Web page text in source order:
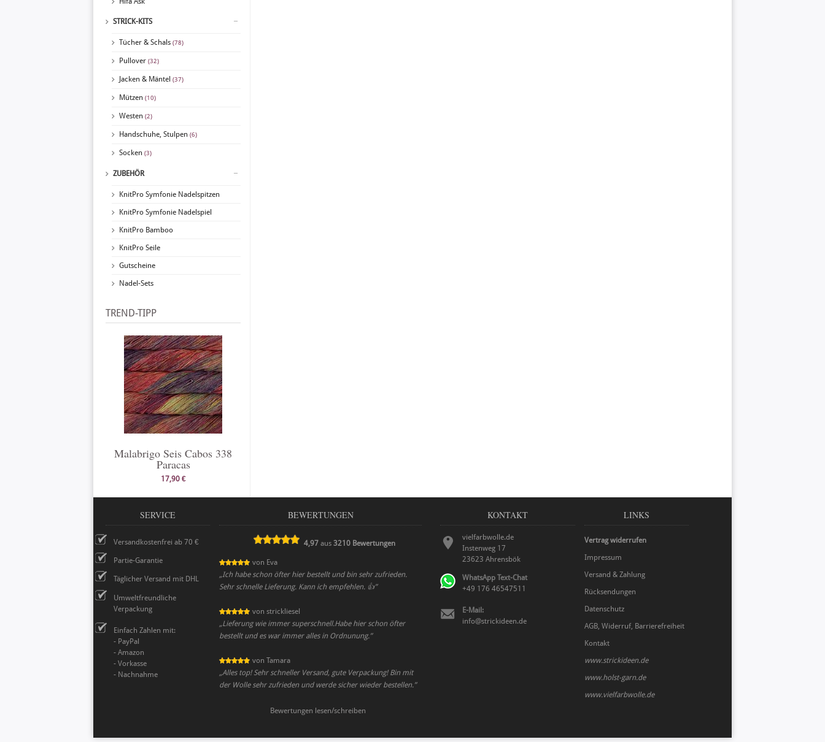
STRICK-KITS
Tücher & Schals (78)
Pullover (32)
Jacken & Mäntel (37)
Mützen (10)
Westen (2)
Handschuhe, Stulpen (6)
Socken (3)
ZUBEHÖR
KnitPro Symfonie Nadelspitzen
KnitPro Symfonie Nadelspiel
KnitPro Bamboo
KnitPro Seile
Gutscheine
Nadel-Sets
TREND-TIPP
Malabrigo Seis Cabos 338
Paracas
17,90 €
SERVICE
Versandkostenfrei ab 70 €
Partie-Garantie
Täglicher Versand mit DHL
Umweltfreundliche
Verpackung
Einfach Zahlen mit:
- PayPal
- Amazon
- Vorkasse
- Nachnahme
BEWERTUNGEN
4,97 aus3210 Bewertungen
von Eva
„Ich habe schon öfter hier bestellt und bin sehr zufrieden.
Sehr schnelle Lieferung. Kann ich empfehlen. 👍”
von strickliesel
„Lieferung wie immer superschnell.Habe hier schon öfter
bestellt und es war immer alles in Ordnunung.”
von Tamara
„Alles top! Sehr schneller Versand, gute Verpackung! Bin mit
der Wolle sehr zufrieden und werde sicher wieder bestellen.”
Bewertungen lesen/schreiben
KONTAKT
vielfarbwolle.de
Instenweg 17
23623 Ahrensbök
WhatsApp Text-Chat
+49 176 46547511
E-Mail:
info@strickideen.de
LINKS
Vertrag widerrufen
Impressum
Versand & Zahlung
Rücksendungen
Datenschutz
AGB, Widerruf, Barrierefreiheit
Kontakt
www.strickideen.de
www.holst-garn.de
www.vielfarbwolle.de